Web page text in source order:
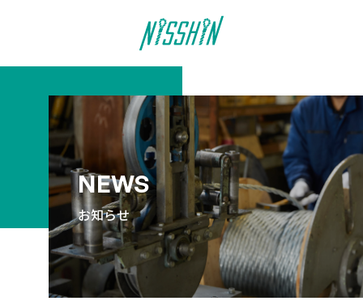
お知らせ
NEWS